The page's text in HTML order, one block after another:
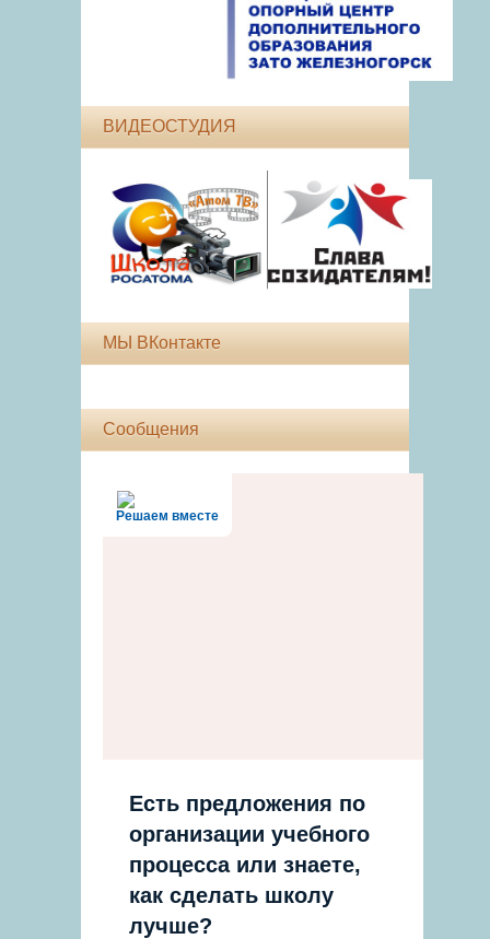
ВИДЕОСТУДИЯ
МЫ ВКонтакте
Сообщения
Решаем вместе
Есть предложения по
организации учебного
процесса или знаете,
как сделать школу
лучше?